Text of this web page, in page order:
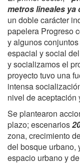
metros lineales ya
un doble carácter
papelera Progreso
y algunos
espacial y social
y socializamos el
proyecto tuvo una
intensa
nivel de aceptación
Se plantearon
plazo; escenarios
zona, crecimiento
del bosque urbano,
espacio urbano y